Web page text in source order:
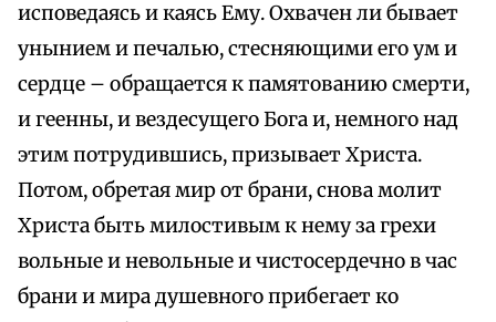
исповедаясь и каясь Ему. Охвачен ли бывает
унынием и печалью, стесняющими его ум и
сердце – обращается к памятованию смерти,
и геенны, и вездесущего Бога и, немного над
этим потрудившись, призывает Христа.
Потом, обретая мир от брани, снова молит
Христа быть милостивым к нему за грехи
вольные и невольные и чистосердечно в час
брани и мира душевного прибегает ко